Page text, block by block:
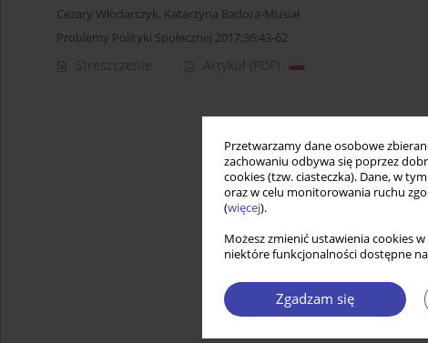
Przetwarzamy dane osobowe
zachowaniu odbywa się poprzez
cookies (tzw. ciasteczka). Dane, w
oraz w celu monitorowania ruchu
(więcej).
Możesz zmienić ustawienia cookies
niektóre funkcjonalności dostępne
Zgadzam się
Cezary Włodarczyk, Katarzyna Badora-Musiał
Problemy Polityki Społecznej 2017;36:43-62
Streszczenie Artykuł (PDF)